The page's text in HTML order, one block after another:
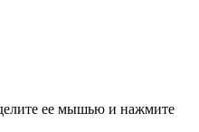
ее мышью и нажмите